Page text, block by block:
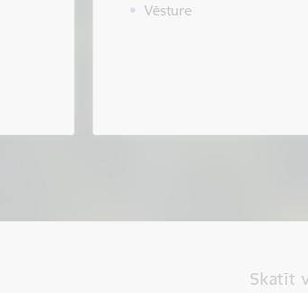
Vēsture
Skatīt